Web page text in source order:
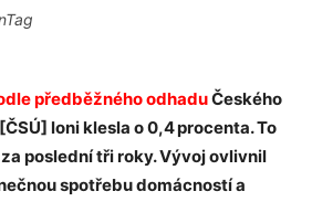
předběžného odhaduČeského
loni klesla o 0,4 procenta. To
poslední tři roky. Vývoj ovlivnil
spotřebu domácností a